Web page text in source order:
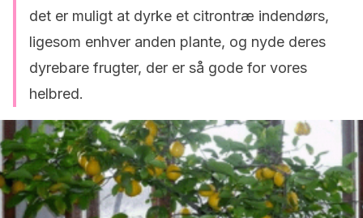
det er muligt at dyrke et citrontræ indendørs,
ligesom enhver anden plante, og nyde deres
dyrebare frugter, der er så gode for vores
helbred.